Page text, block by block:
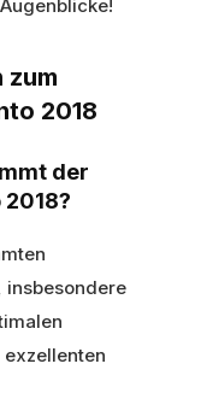
zum
2018
der
insbesondere